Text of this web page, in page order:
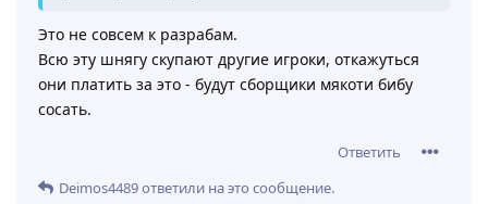
Это не совсем к разрабам.
Всю эту шнягу скупают другие игроки, откажуться
они платить за это - будут сборщики мякоти бибу
сосать.
Ответить
Deimos4489ответили на это сообщение.